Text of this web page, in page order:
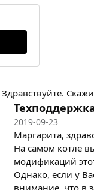
Здравствуйте.
2019-09-23
Маргарита,
На самом котле
модификаций
Однако, если у
внимание, что в